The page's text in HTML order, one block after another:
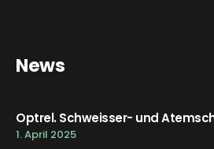
News
Optrel. Schweisser- und
1. April 2025